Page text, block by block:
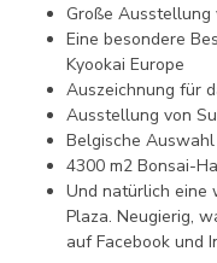
Große Ausstellung
Eine besondere
Kyookai Europe
Auszeichnung für
Ausstellung von
Belgische
4300 m2 Bonsai-
Und natürlich eine
Plaza. Neugierig,
auf Facebook und